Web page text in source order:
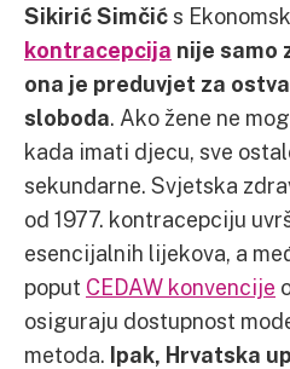
Sikirić Simčićs
kontracepcija nije samo
ona je preduvjet za
sloboda. Ako žene ne
kada imati djecu, sve
sekundarne. Svjetska
od 1977. kontracepciju
esencijalnih lijekova, a
poput CEDAW konvencije
osiguraju dostupnost
metoda. Ipak, Hrvatska